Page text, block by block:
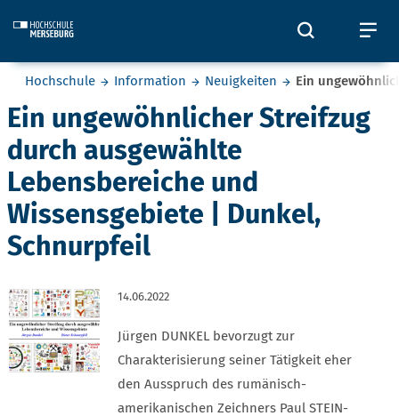
Öffnet
Sie befinden sich hier:
Hochschule Information Neuigkeiten Ein
Ein ungewöhnlicher Streifzug
durch ausgewählte
Lebensbereiche und
Wissensgebiete | Dunkel,
Schnurpfeil
14.06.2022
Jürgen DUNKEL bevorzugt zur
Charakterisierung seiner Tätigkeit eher
den Ausspruch des rumänisch-
amerikanischen Zeichners Paul STEIN-